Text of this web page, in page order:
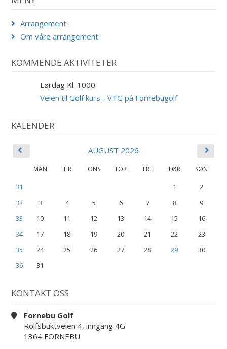
Arrangement
Om våre arrangement
KOMMENDE AKTIVITETER
Lørdag Kl. 1000
Veien til Golf kurs - VTG på Fornebugolf
KALENDER
AUGUST 2026
MAN TIR ONS TOR FRE LØR SØN
31 1
2
32
3 4 5 6 7 8
9
33
10 11 12 13 14 15
16
34
17 18 19 20 21 22
23
35
24 25 26 27 28 29
30
36
31
KONTAKT OSS
Fornebu Golf
Rolfsbuktveien 4, inngang 4G
1364 FORNEBU